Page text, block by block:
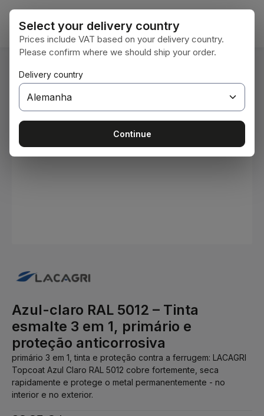
Ir para o conteúdo principal
Você está aqui: Home
Azul-claro RAL 5012 – Tinta
esmalte 3 em 1, primário e
proteção anticorrosiva
primário 3 em 1, tinta e proteção contra a ferrugem: LACAGRI
Topcoat Azul Claro RAL 5012 cobre fortemente, seca
rapidamente e protege o metal permanentemente - no
interior e no exterior.
Select your delivery country
Prices include VAT based on your delivery country.
Please confirm where we should ship your order.
Delivery country
Continue